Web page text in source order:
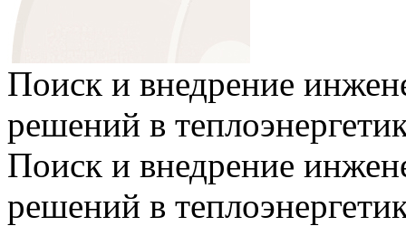
Поиск и внедрение
решений в
Поиск и внедрение
решений в